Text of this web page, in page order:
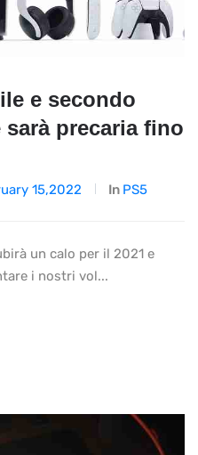
e secondo
precaria fino
15,2022 In PS5
un calo per il 2021 e
i nostri vol...